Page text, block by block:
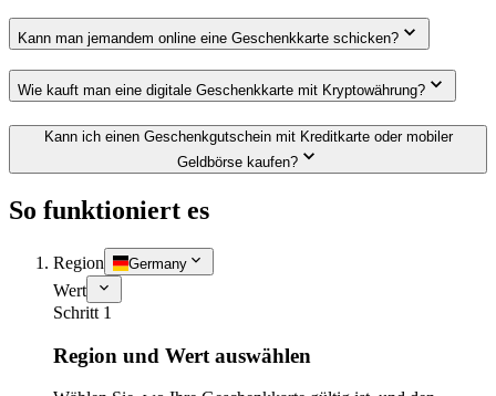
Kann man jemandem online eine Geschenkkarte schicken?
Wie kauft man eine digitale Geschenkkarte mit Kryptowährung?
Kann ich einen Geschenkgutschein mit Kreditkarte oder mobiler
Geldbörse kaufen?
So funktioniert es
Region Germany
Wert
Schritt 1
Region und Wert auswählen